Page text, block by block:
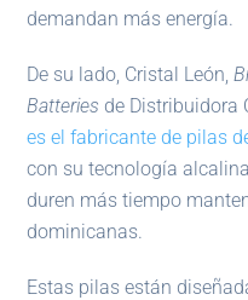
demandan más energía.
De su lado, Cristal León,
Batteries de Distribuidora
es el fabricante de pilas
con su tecnología
duren más tiempo
dominicanas.
Estas pilas están